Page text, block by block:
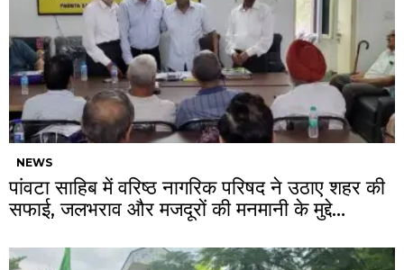
NEWS
पांवटा साहिब में वरिष्ठ नागरिक परिषद ने उठाए शहर की
सफाई, जलभराव और मजदूरों की मनमानी के मुद्दे…